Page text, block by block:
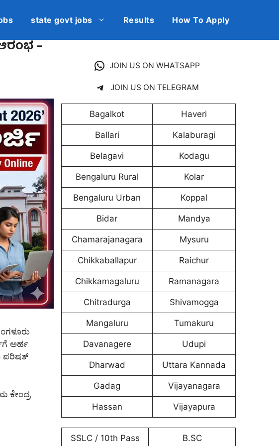
state govt jobs Results How To Apply
–
ಅರ್ಹ
ಪರಿಷತ್
ಕೇಂದ್ರ
JOIN US ON WHATSAPP
JOIN US ON TELEGRAM
Bagalkot Haveri
Ballari Kalaburagi
Belagavi Kodagu
Bengaluru Rural Kolar
Bengaluru Urban Koppal
Bidar Mandya
Chamarajanagara Mysuru
Chikkaballapur Raichur
Chikkamagaluru Ramanagara
Chitradurga Shivamogga
Mangaluru Tumakuru
Davanagere Udupi
Dharwad Uttara Kannada
Gadag Vijayanagara
Hassan Vijayapura
SSLC / 10th Pass B.SC